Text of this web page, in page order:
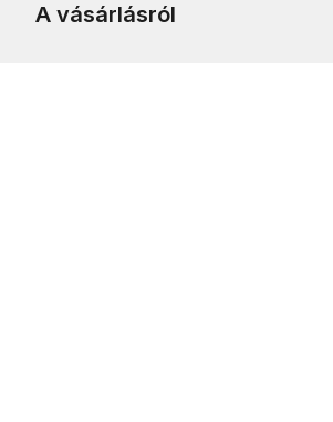
A vásárlásról